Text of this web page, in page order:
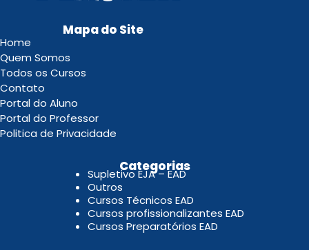
Mapa do Site
Home
Quem Somos
Todos os Cursos
Contato
Portal do Aluno
Portal do Professor
Politica de Privacidade
Categorias
Supletivo EJA – EAD
Outros
Cursos Técnicos EAD
Cursos profissionalizantes EAD
Cursos Preparatórios EAD